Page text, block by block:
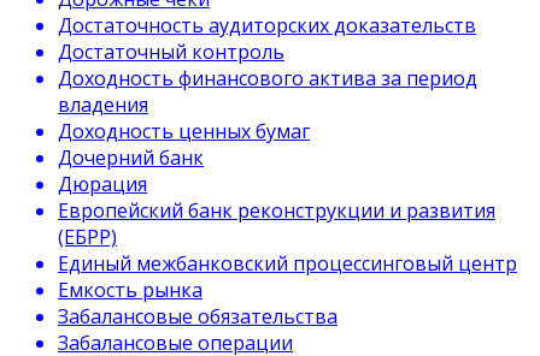
Достаточность аудиторских доказательств
Достаточный контроль
Доходность финансового актива за период
владения
Доходность ценных бумаг
Дочерний банк
Дюрация
Европейский банк реконструкции и развития
(ЕБРР)
Единый межбанковский процессинговый центр
Емкость рынка
Забалансовые обязательства
Забалансовые операции